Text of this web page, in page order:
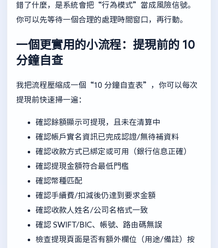
錯了什麼，是系統會把“行為模式”當成風險信號。
你可以先等待一個合理的處理時間窗口，再行動。
一個更實用的小流程：提現前的 10
分鐘自查
我把流程壓縮成一個“10 分鐘自查表”，你可以每次
提現前快速掃一遍：
確認餘額顯示可提現，且未在清算中
確認帳戶實名資訊已完成認證/無待補資料
確認收款方式已綁定或可用（銀行信息正確）
確認提現金額符合最低門檻
確認幣種匹配
確認手續費/扣減後仍達到要求金額
確認收款人姓名/公司名格式一致
確認 SWIFT/BIC、帳號、路由碼無誤
檢查提現頁面是否有額外欄位（用途/備註）按